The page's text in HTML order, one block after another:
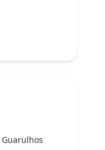
Guarulhos